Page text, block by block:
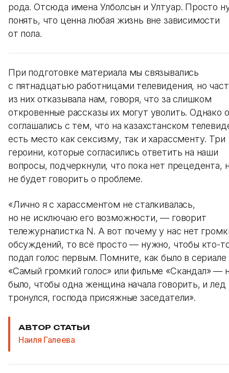
рода. Отсюда имена Улболсын и Ултуар. Просто
понять, что ценна любая жизнь вне зависимости
от пола.
При подготовке материала мы связывались
с пятнадцатью работницами телевидения, но
из них отказывала нам, говоря, что за слишком
откровенные рассказы их могут уволить. Однако
соглашались с тем, что на казахстанском
есть место как сексизму, так и харассменту. Три
героини, которые согласились ответить на наши
вопросы, подчеркнули, что пока нет прецедента,
не будет говорить о проблеме.
«Лично я с харассментом не сталкивалась,
но не исключаю его возможности, — говорит
тележурналистка N. А вот почему у нас нет
обсуждений, то всё просто — нужно, чтобы кто-
подал голос первым. Помните, как было в сериале
«Самый громкий голос» или фильме «Скандал» —
было, чтобы одна женщина начала говорить, и лед
тронулся, господа присяжные заседатели».
АВТОР СТАТЬИ
Наиля Галеева